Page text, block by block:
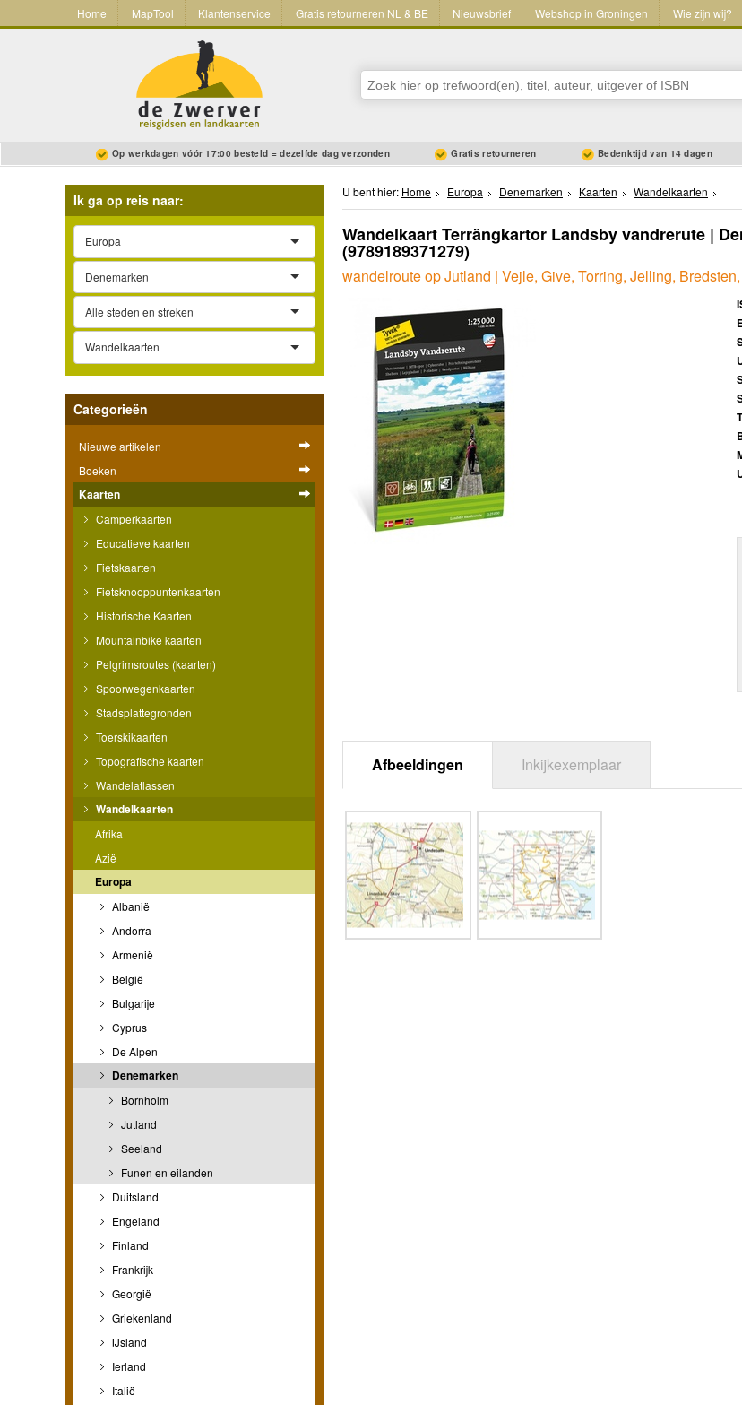
Home MapTool Klantenservice Gratis retourneren NL & BE Nieuwsbrief Webshop in Groningen Wie zijn wij?
Op werkdagen vóór 17:00 besteld = dezelfde dag verzonden Gratis retourneren Bedenktijd van 14 dagen
Ik ga op reis naar:
Europa
Denemarken
Alle steden en streken
Wandelkaarten
Categorieën
Nieuwe artikelen
Boeken
Kaarten
Camperkaarten
Educatieve kaarten
Fietskaarten
Fietsknooppuntenkaarten
Historische Kaarten
Mountainbike kaarten
Pelgrimsroutes (kaarten)
Spoorwegenkaarten
Stadsplattegronden
Toerskikaarten
Topografische kaarten
Wandelatlassen
Wandelkaarten
Afrika
Azië
Europa
Albanië
Andorra
Armenië
België
Bulgarije
Cyprus
De Alpen
Denemarken
Bornholm
Jutland
Seeland
Funen en eilanden
Duitsland
Engeland
Finland
Frankrijk
Georgië
Griekenland
IJsland
Ierland
Italië
U bent hier: Home Europa Denemarken Kaarten Wandelkaarten
Wandelkaart Terrängkartor Landsby vandrerute |
(9789189371279)
wandelroute op Jutland | Vejle, Give, Torring, Jelling,
Afbeeldingen Inkijkexemplaar